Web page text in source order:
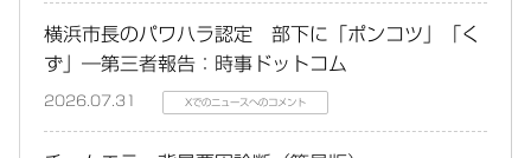
横浜市長のパワハラ認定 部下に「ポンコツ」「く
ず」―第三者報告：時事ドットコム
2026.07.31 Xでのニュースへのコメント